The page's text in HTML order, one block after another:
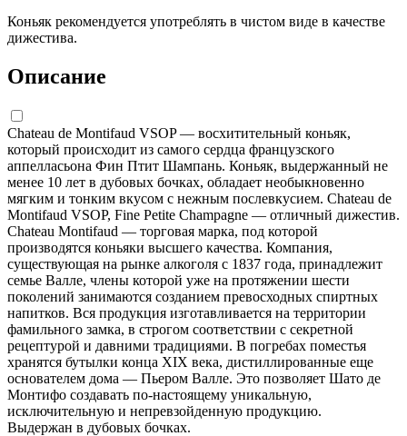
Коньяк рекомендуется употреблять в чистом виде в качестве
дижестива.
Описание
Chateau de Montifaud VSOP — восхитительный коньяк,
который происходит из самого сердца французского
аппелласьона Фин Птит Шампань. Коньяк, выдержанный не
менее 10 лет в дубовых бочках, обладает необыкновенно
мягким и тонким вкусом с нежным послевкусием. Chateau de
Montifaud VSOP, Fine Petite Champagne — отличный дижестив.
Chateau Montifaud — торговая марка, под которой
производятся коньяки высшего качества. Компания,
существующая на рынке алкоголя с 1837 года, принадлежит
семье Валле, члены которой уже на протяжении шести
поколений занимаются созданием превосходных спиртных
напитков. Вся продукция изготавливается на территории
фамильного замка, в строгом соответствии с секретной
рецептурой и давними традициями. В погребах поместья
хранятся бутылки конца XIX века, дистиллированные еще
основателем дома — Пьером Валле. Это позволяет Шато де
Монтифо создавать по-настоящему уникальную,
исключительную и непревзойденную продукцию.
Выдержан в дубовых бочках.